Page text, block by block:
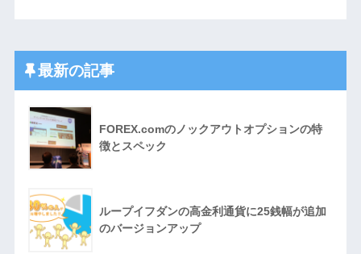
最新の記事
FOREX.comのノックアウトオプションの特
徴とスペック
ループイフダンの高金利通貨に25銭幅が追加
のバージョンアップ